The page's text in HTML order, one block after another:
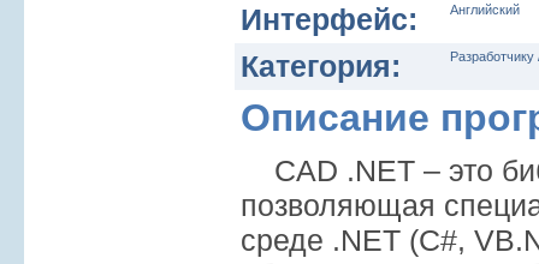
Интерфейс: Английский
Категория:
Описание
CAD .NET – это
позволяющая
среде .NET (C#,